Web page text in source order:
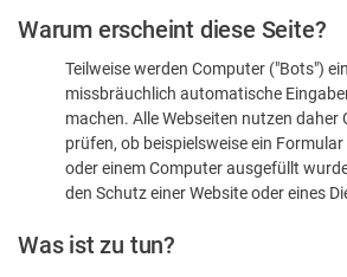
Bitte
dass
sind
Warum erscheint diese Seite?
Teilweise werden Computer ("Bots")
missbräuchlich automatische
machen. Alle Webseiten nutzen daher
prüfen, ob beispielsweise ein
oder einem Computer ausgefüllt
den Schutz einer Website oder eines
Was ist zu tun?